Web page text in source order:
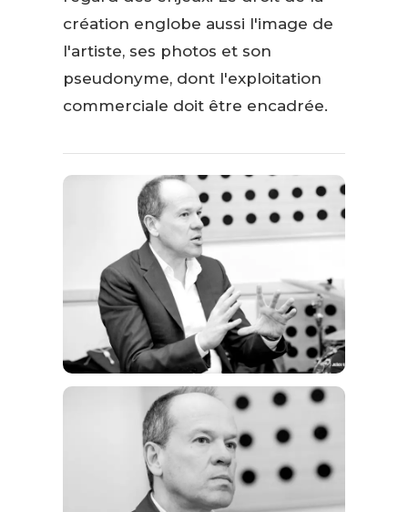
création englobe aussi l'image de
l'artiste, ses photos et son
pseudonyme, dont l'exploitation
commerciale doit être encadrée.